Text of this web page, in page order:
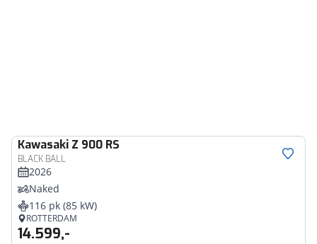
Kawasaki Z 900 RS
BLACK BALL
2026
Naked
116 pk (85 kW)
ROTTERDAM
14.599,-